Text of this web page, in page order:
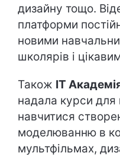
дизайну тощо.
платформи
новими
школярів і
Також IT
надала курси для
навчитися
моделюванню в
мультфільмах,